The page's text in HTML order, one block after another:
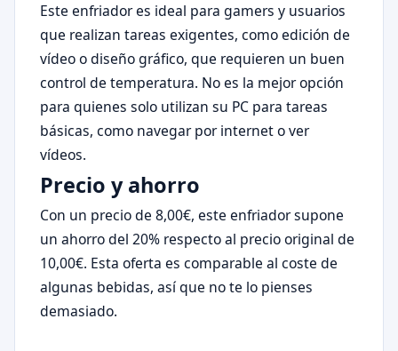
Este enfriador es ideal para gamers y usuarios
que realizan tareas exigentes, como edición de
vídeo o diseño gráfico, que requieren un buen
control de temperatura. No es la mejor opción
para quienes solo utilizan su PC para tareas
básicas, como navegar por internet o ver
vídeos.
Precio y ahorro
Con un precio de 8,00€, este enfriador supone
un ahorro del 20% respecto al precio original de
10,00€. Esta oferta es comparable al coste de
algunas bebidas, así que no te lo pienses
demasiado.